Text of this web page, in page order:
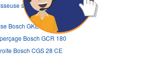
sans fil Bosch GSR 14,4 V-
Bosch GKE 40 BCE
Bosch GCR 180
Bosch CGS 28 CE